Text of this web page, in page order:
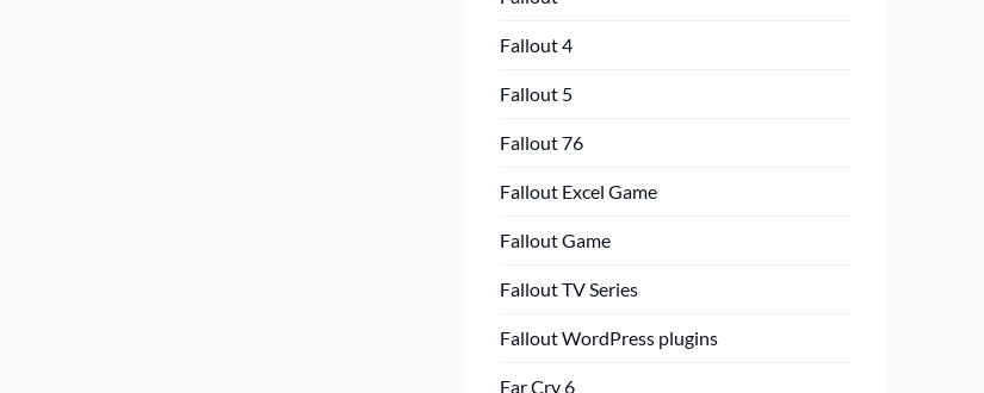
Fallout 4
Fallout 5
Fallout 76
Fallout Excel Game
Fallout Game
Fallout TV Series
Fallout WordPress plugins
Far Cry 6